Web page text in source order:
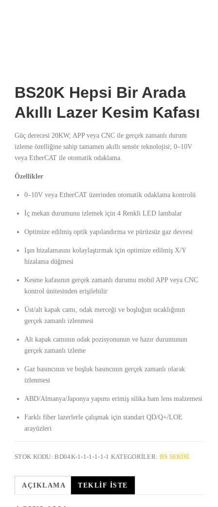
BS20K Hepsi Bir Arada
Akıllı Lazer Kesim Kafası
Güç derecesi 20KW; APP veya CNC ile gerçek zamanlı durum
izleme özelliğine sahip tamamen akıllı sensör teknolojisi; 0–10V
veya EtherCAT ile otomatik odaklama.
Özellikler
0–10V veya EtherCAT üzerinden otomatik odaklama kontrolü
İç mekan durumunu izlemek için 4 Renkli LED lambalar
Optimize edilmiş optik yapılandırma ve pürüzsüz gaz devresi
Işın hizalamasını kolaylaştırmak için optimize edilmiş X/Y
hizalama düğmesi
Kesme kafasının gerçek zamanlı durumu mobil APP veya CNC
kontrol ünitesinden erişilebilir
Üst/alt kapak camı, odak merceği ve boşluğun sıcaklığının
gerçek zamanlı izlenmesi
Alt kapak camının odak pozisyonunun ve hazır durumunun
gerçek zamanlı izleme
Gaz basıncının ve boşluk basıncının gerçek zamanlı olarak
izlenmesi
ABD/Almanya/Japonya yapımı erimiş silika ham lens malzemesi
Farklı fiber lazerlerle çalışmak için standart QD/Q+/LOE
arayüzleri
STOK KODU:BD04K-1-1-1-1-1-1 KATEGORILER: BS SERISI
AÇIKLAMA TEKLIF İSTE